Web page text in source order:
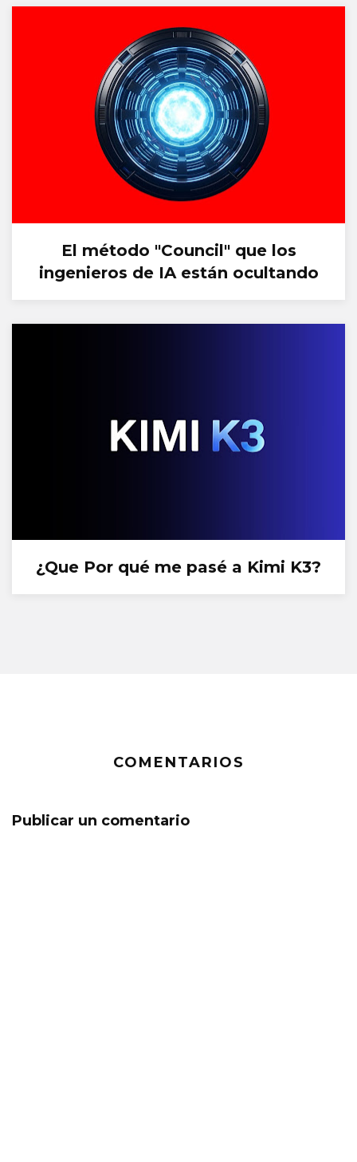
El método "Council" que los
ingenieros de IA están ocultando
¿Que Por qué me pasé a Kimi K3?
COMENTARIOS
Publicar un comentario